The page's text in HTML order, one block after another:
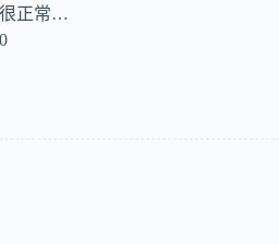
很正常…